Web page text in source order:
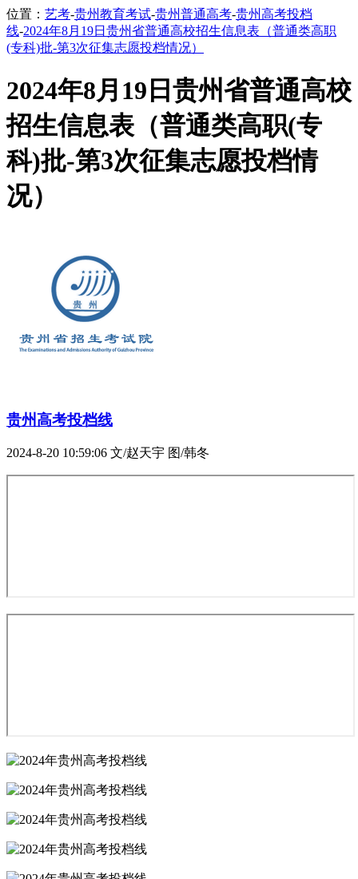
位置： 艺考-贵州教育考试-贵州普通高考-贵州高考投档
线-2024年8月19日贵州省普通高校招生信息表（普通类高职
(专科)批-第3次征集志愿投档情况）
2024年8月19日贵州省普通高校
招生信息表（普通类高职(专
科)批-第3次征集志愿投档情
况）
贵州高考投档线
2024-8-20 10:59:06 文/赵天宇 图/韩冬